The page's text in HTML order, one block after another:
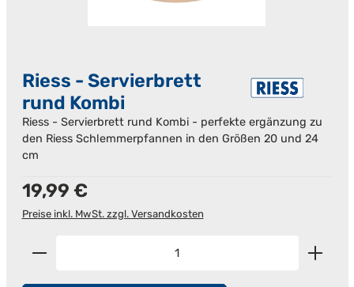
Riess - Servierbrett
rund Kombi
Riess - Servierbrett rund Kombi - perfekte ergänzung zu
den Riess Schlemmerpfannen in den Größen 20 und 24
cm
Regulärer Preis:
19,99 €
Preise inkl. MwSt. zzgl. Versandkosten
Produkt Anzahl: Gib den gewünschten Wert ein